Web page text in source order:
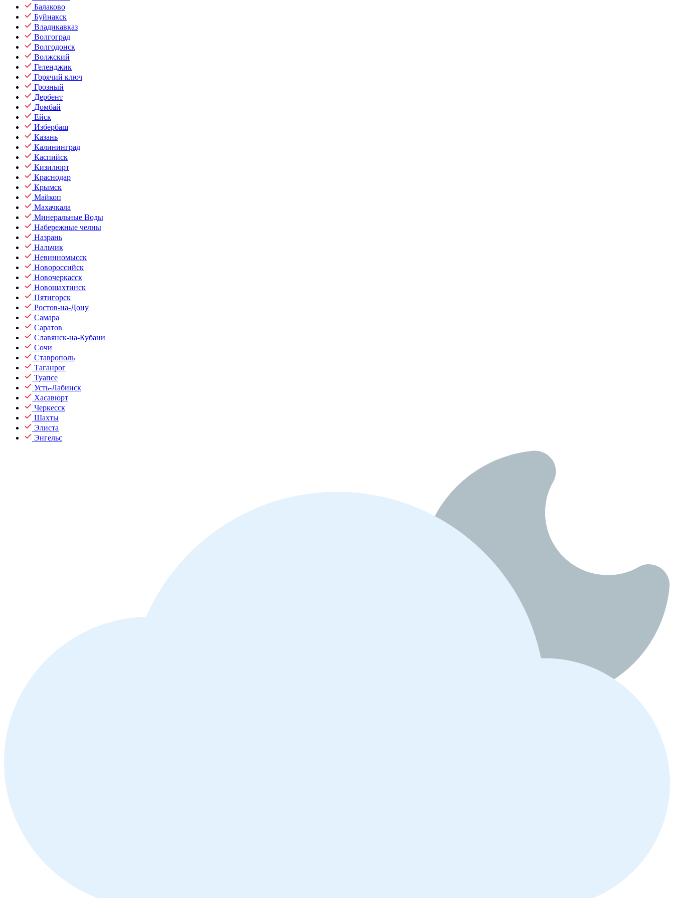
Балаково
Буйнакск
Владикавказ
Волгоград
Волгодонск
Волжский
Геленджик
Горячий ключ
Грозный
Дербент
Домбай
Ейск
Избербаш
Казань
Калининград
Каспийск
Кизилюрт
Краснодар
Крымск
Майкоп
Махачкала
Минеральные Воды
Набережные челны
Назрань
Нальчик
Невинномысск
Новороссийск
Новочеркасск
Новошахтинск
Пятигорск
Ростов-на-Дону
Самара
Саратов
Славянск-на-Кубани
Сочи
Ставрополь
Таганрог
Туапсе
Усть-Лабинск
Хасавюрт
Черкесск
Шахты
Элиста
Энгельс